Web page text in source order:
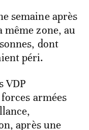
semaine après
même zone, au
dont
péri.
VDP
armées
après une